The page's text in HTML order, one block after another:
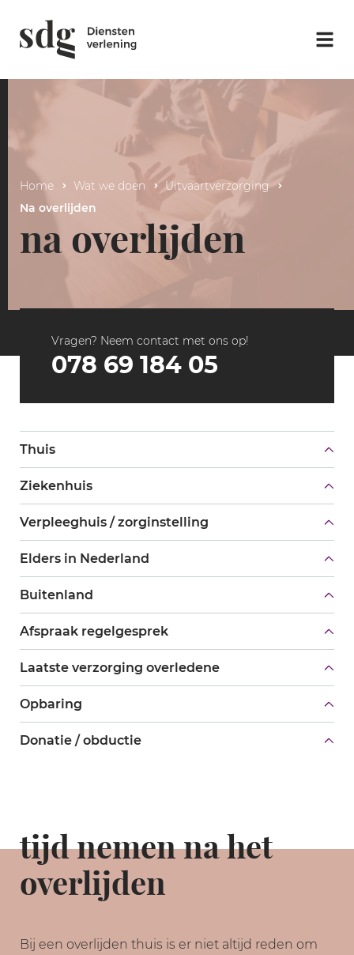
Home Wat we doen
Uitvaartverzorging
Na overlijden
na overlijden
Vragen? Neem contact met ons op!
078 69 184 05
Thuis
Ziekenhuis
Verpleeghuis / zorginstelling
Elders in Nederland
Buitenland
Afspraak regelgesprek
Laatste verzorging overledene
Opbaring
Donatie / obductie
tijd nemen na het
overlijden
Bij een overlijden thuis is er niet altijd reden om